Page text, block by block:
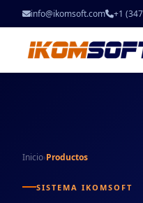
info@ikomsoft.com +1
Inicio›Productos
SISTEMA IKOMSOFT